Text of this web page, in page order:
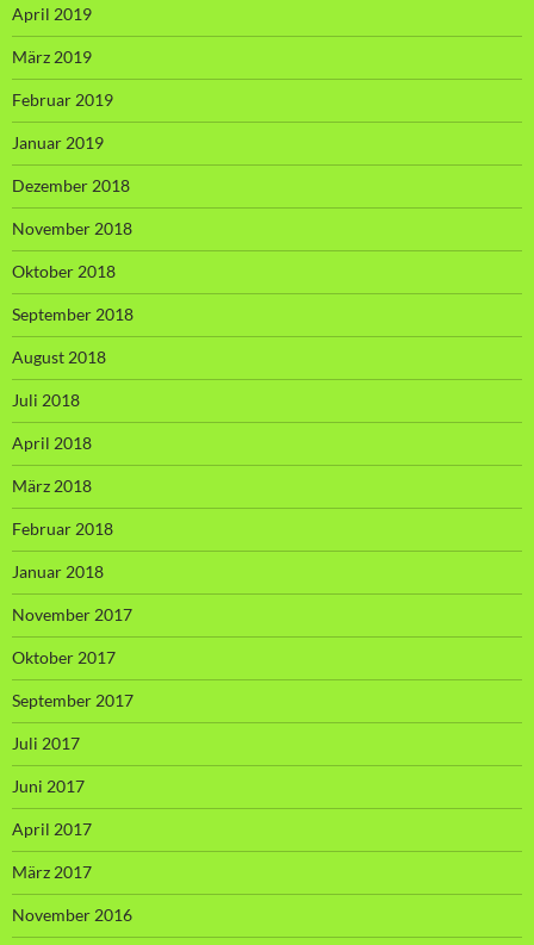
April 2019
März 2019
Februar 2019
Januar 2019
Dezember 2018
November 2018
Oktober 2018
September 2018
August 2018
Juli 2018
April 2018
März 2018
Februar 2018
Januar 2018
November 2017
Oktober 2017
September 2017
Juli 2017
Juni 2017
April 2017
März 2017
November 2016